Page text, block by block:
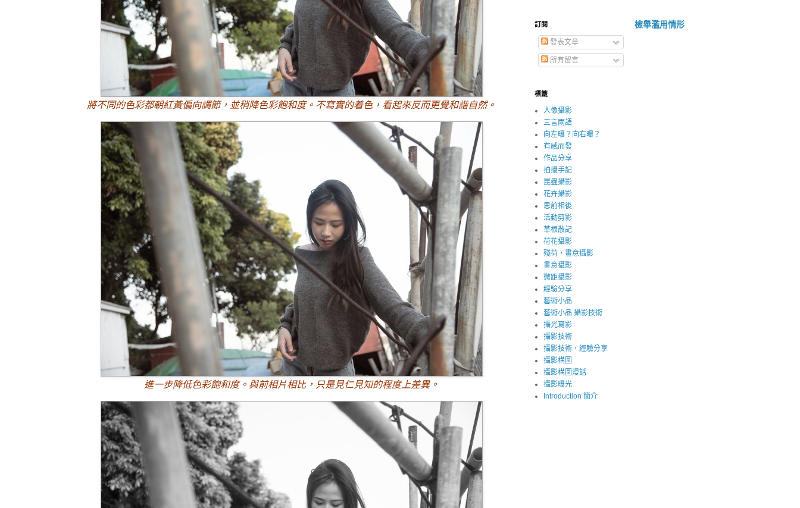
將不同的色彩都朝紅黃偏向調節，並稍降色彩飽和度。不寫實的着色，看起來反而更覺和諧自然。
進一步降低色彩飽和度。與前相片相比，只是見仁見知的程度上差異。
訂閱
發表文章
所有留言
檢舉濫用情形
標籤
人像攝影
三言兩語
向左曝？向右曝？
有感而發
作品分享
拍攝手記
昆蟲攝影
花卉攝影
思前相後
活動剪影
草根散記
荷花攝影
殘荷，畫意攝影
畫意攝影
微距攝影
經驗分享
藝術小品
藝術小品.攝影技術
攝光寫影
攝影技術
攝影技術，經驗分享
攝影構圖
攝影構圖漫話
攝影曝光
Introduction 簡介